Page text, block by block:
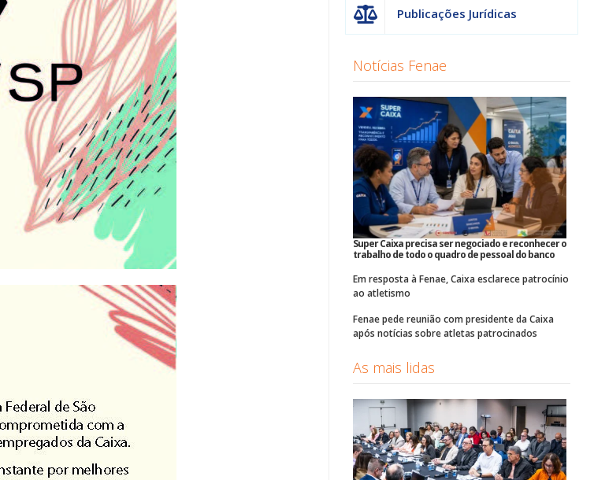
Publicações Jurídicas
Notícias Fenae
Super Caixa precisa ser negociado e reconhecer o
trabalho de todo o quadro de pessoal do banco
Em resposta à Fenae, Caixa esclarece patrocínio
ao atletismo
Fenae pede reunião com presidente da Caixa
após notícias sobre atletas patrocinados
As mais lidas